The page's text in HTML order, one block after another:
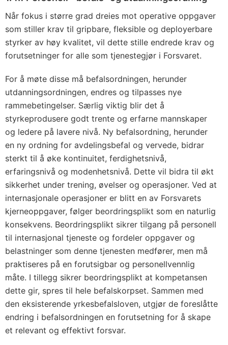
Når fokus i større grad dreies mot operative oppgaver
som stiller krav til gripbare, fleksible og deployerbare
styrker av høy kvalitet, vil dette stille endrede krav og
forutsetninger for alle som tjenestegjør i Forsvaret.
For å møte disse må befalsordningen, herunder
utdanningsordningen, endres og tilpasses nye
rammebetingelser. Særlig viktig blir det å
styrkeprodusere godt trente og erfarne mannskaper
og ledere på lavere nivå. Ny befalsordning, herunder
en ny ordning for avdelingsbefal og vervede, bidrar
sterkt til å øke kontinuitet, ferdighetsnivå,
erfaringsnivå og modenhetsnivå. Dette vil bidra til økt
sikkerhet under trening, øvelser og operasjoner. Ved at
internasjonale operasjoner er blitt en av Forsvarets
kjerneoppgaver, følger beordringsplikt som en naturlig
konsekvens. Beordringsplikt sikrer tilgang på personell
til internasjonal tjeneste og fordeler oppgaver og
belastninger som denne tjenesten medfører, men må
praktiseres på en forutsigbar og personellvennlig
måte. I tillegg sikrer beordringsplikt at kompetansen
dette gir, spres til hele befalskorpset. Sammen med
den eksisterende yrkesbefalsloven, utgjør de foreslåtte
endring i befalsordningen en forutsetning for å skape
et relevant og effektivt forsvar.